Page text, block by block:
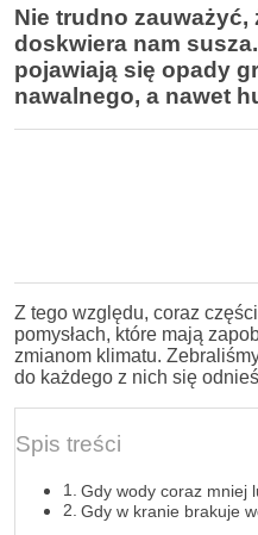
Nie trudno
doskwiera nam
pojawiają się opady
nawalnego, a nawet
Z tego względu, coraz
pomysłach, które mają
zmianom klimatu.
do każdego z nich się
Spis treści
Gdy wody coraz mniej
Gdy w kranie brakuje